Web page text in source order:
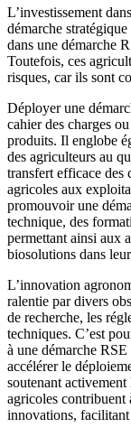
L’investissement
démarche
dans une démarche
Toutefois, ces
risques, car ils sont
Déployer une
cahier des charges
produits. Il englobe
des agriculteurs au
transfert efficace des
agricoles aux
promouvoir une
technique, des
permettant ainsi aux
biosolutions dans
L’innovation
ralentie par divers
de recherche, les
techniques. C’est
à une démarche
accélérer le
soutenant
agricoles contribuent
innovations,